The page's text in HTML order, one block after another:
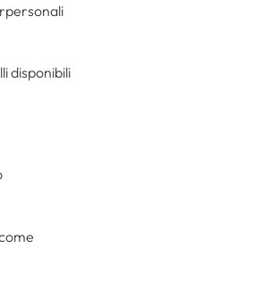
disponibili